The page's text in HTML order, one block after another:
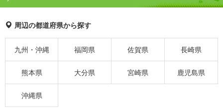
周辺の都道府県から探す
九州・沖縄 福岡県 佐賀県 長崎県
熊本県 大分県 宮崎県 鹿児島県
沖縄県